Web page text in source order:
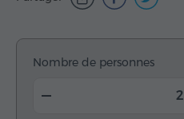
Nombre de personnes